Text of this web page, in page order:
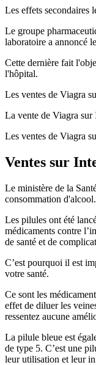
Les effets secondaires
Le groupe
laboratoire a annoncé
Cette dernière fait
l'hôpital.
Les ventes de Viagra
La vente de Viagra sur
Les ventes de Viagra
Ventes sur
Le ministère de la
consommation d'alcool.
Les pilules ont été
médicaments contre
de santé et de
C’est pourquoi il est
votre santé.
Ce sont les
effet de diluer les
ressentez aucune
La pilule bleue est
de type 5. C’est une
leur utilisation et leur